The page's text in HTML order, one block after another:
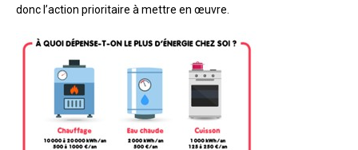
donc l’action prioritaire à mettre en œuvre.